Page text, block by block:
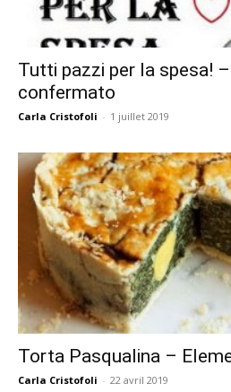
Tutti pazzi per la spesa!
confermato
Carla Cristofoli - 1 juillet 2019
Torta Pasqualina –
Carla Cristofoli - 22 avril 2019